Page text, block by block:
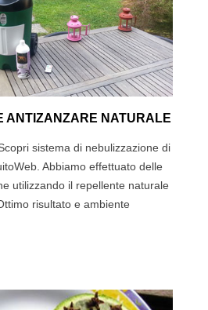
ANTIZANZARE NATURALE
sistema di nebulizzazione di
Abbiamo effettuato delle
utilizzando il repellente naturale
risultato e ambiente